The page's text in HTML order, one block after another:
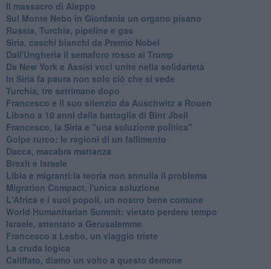
Il massacro di Aleppo
Sul Monte Nebo in Giordania un organo pisano
Russia, Turchia, pipeline e gas
Siria, caschi bianchi da Premio Nobel
Dall'Ungheria il semaforo rosso ai Trump
Da New York e Assisi voci unite nella solidarietà
In Siria fa paura non solo ciò che si vede
Turchia, tre settimane dopo
Francesco e il suo silenzio da Auschwitz a Rouen
Libano a 10 anni dalla battaglia di Bint Jbeil
Francesco, la Siria e "una soluzione politica"
Golpe turco: le ragioni di un fallimento
Dacca, macabra mattanza
Brexit e Israele
Libia e migranti:la teoria non annulla il problema
Migration Compact, l'unica soluzione
L'Africa e i suoi popoli, un nostro bene comune
World Humanitarian Summit: vietato perdere tempo
Israele, attentato a Gerusalemme
Francesco a Lesbo, un viaggio triste
La cruda logica
Califfato, diamo un volto a questo demone